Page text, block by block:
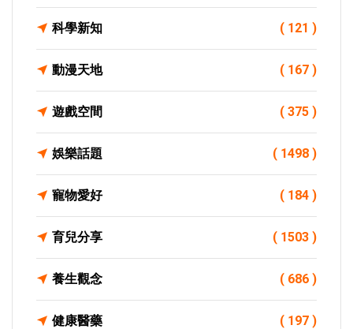
科學新知 ( 121 )
動漫天地 ( 167 )
遊戲空間 ( 375 )
娛樂話題 ( 1498 )
寵物愛好 ( 184 )
育兒分享 ( 1503 )
養生觀念 ( 686 )
健康醫藥 ( 197 )